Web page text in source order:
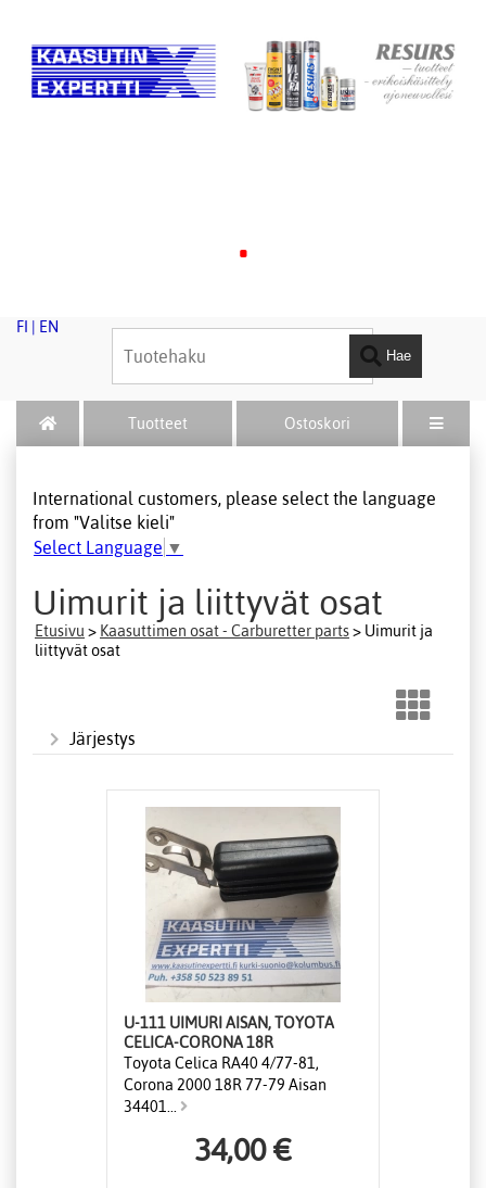
.
FI EN
Hae
Tuotteet Ostoskori
International customers, please select the language
from "Valitse kieli"
Select Language ▼
Uimurit ja liittyvät osat
Etusivu > Kaasuttimen osat - Carburetter parts> Uimurit ja
liittyvät osat
Järjestys
U-111 UIMURI AISAN, TOYOTA
CELICA-CORONA 18R
Toyota Celica RA40 4/77-81,
Corona 2000 18R 77-79 Aisan
34401...
34,00 €